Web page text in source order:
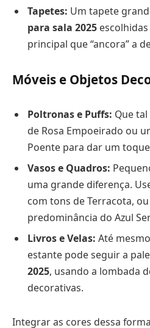
Tapetes: Um tapete
para sala 2025
principal que “ancora” a
Móveis e Objetos
Poltronas e Puffs: Que
de Rosa Empoeirado ou
Poente para dar um
Vasos e Quadros:
uma grande diferença.
com tons de Terracota,
predominância do Azul
Livros e Velas: Até
estante pode seguir a
2025, usando a lombada
decorativas.
Integrar as cores dessa